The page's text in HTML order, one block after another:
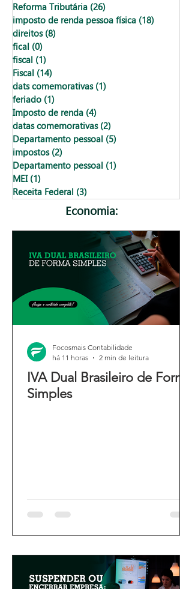
Reforma Tributária (26)
imposto de renda pessoa física (18)
direitos (8)
fical (0)
fiscal (1)
Fiscal (14)
dats comemorativas (1)
feriado (1)
Imposto de renda (4)
datas comemorativas (2)
Departamento pessoal (5)
impostos (2)
Departamento pessoal (1)
MEI (1)
Receita Federal (3)
Economia:
IVA Dual Brasileiro de Forma
Simples
Focosmais Contabilidade
há 11 horas
2 min de leitura